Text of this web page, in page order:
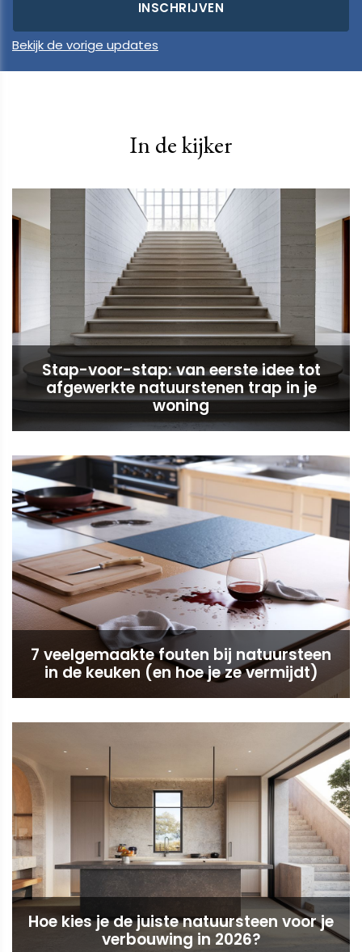
Bekijk de vorige updates
In de kijker
Stap-voor-stap: van eerste idee tot
afgewerkte natuurstenen trap in je
woning
7 veelgemaakte fouten bij natuursteen
in de keuken (en hoe je ze vermijdt)
Hoe kies je de juiste natuursteen voor je
verbouwing in 2026?